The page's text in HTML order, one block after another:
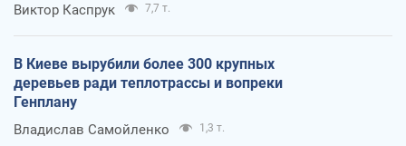
Виктор Каспрук 7,7 т.
В Киеве вырубили более 300 крупных
деревьев ради теплотрассы и вопреки
Генплану
Владислав Самойленко 1,3 т.